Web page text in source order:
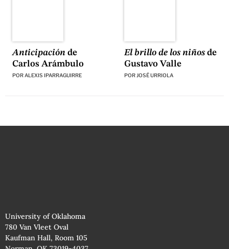
Anticipaciónde
Carlos Arámbulo
PORALEXIS IPARRAGUIRRE
El brillo de los niñosde
Gustavo Valle
POR JOSÉ URRIOLA
University of Oklahoma
780 Van Vleet Oval
Kaufman Hall, Room 105